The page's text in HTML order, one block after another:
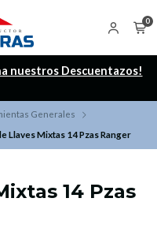
0
nuestros Descuentazos!
Generales
Llaves Mixtas 14 Pzas Ranger
14 Pzas